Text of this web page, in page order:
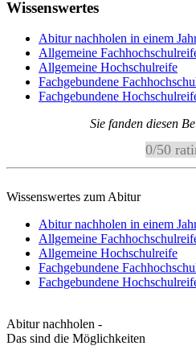
Wissenswertes
Abitur nachholen in einem
Allgemeine
Allgemeine Hochschulreife
Fachgebundene
Fachgebundene
Sie fanden diesen
0/50
Wissenswertes zum Abitur
Abitur nachholen in einem
Allgemeine
Allgemeine Hochschulreife
Fachgebundene
Fachgebundene
Abitur nachholen -
Das sind die Möglichkeiten